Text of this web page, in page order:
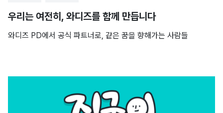
우리는 여전히, 와디즈를 함께 만듭니다
와디즈 PD에서 공식 파트너로, 같은 꿈을 향해가는 사람들